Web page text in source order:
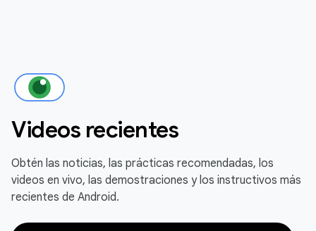
Videos recientes
Obtén las noticias, las prácticas recomendadas, los
videos en vivo, las demostraciones y los instructivos más
recientes de Android.